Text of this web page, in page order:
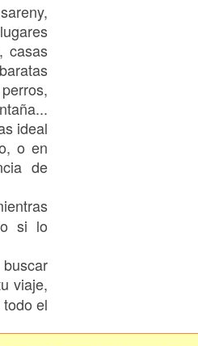
casas
ideal
o en
de
si lo
viaje,
el